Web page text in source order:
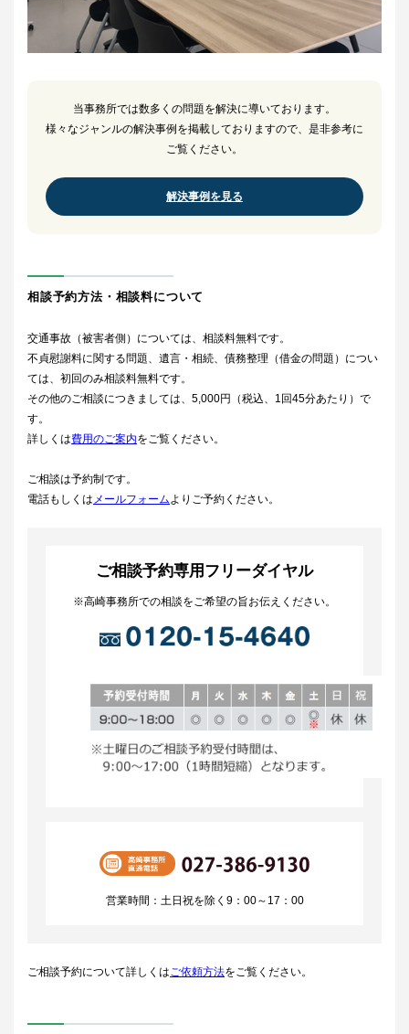
当事務所では数多くの問題を解決に導いております。
様々なジャンルの解決事例を掲載しておりますので、是非参考に
ご覧ください。
解決事例を見る
相談予約方法・相談料について
交通事故（被害者側）については、相談料無料です。
不貞慰謝料に関する問題、遺言・相続、債務整理（借金の問題）につい
ては、初回のみ相談料無料です。
その他のご相談につきましては、5,000円（税込、1回45分あたり）で
す。
詳しくは費用のご案内をご覧ください。
ご相談は予約制です。
電話もしくは メールフォーム よりご予約ください。
ご相談予約専用フリーダイヤル
※高崎事務所での相談をご希望の旨お伝えください。
営業時間：土日祝を除く9：00～17：00
ご相談予約について詳しくはご依頼方法をご覧ください。